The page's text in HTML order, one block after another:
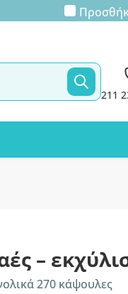
211
–
270 κάψουλες